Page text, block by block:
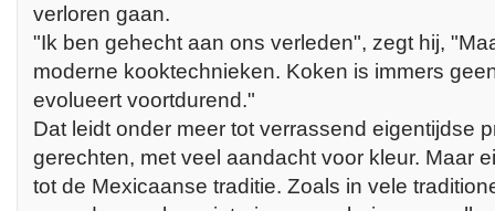
verloren gaan.
"Ik ben gehecht aan ons verleden", zegt hij,
moderne kooktechnieken. Koken is immers
evolueert voortdurend."
Dat leidt onder meer tot verrassend eigentijdse
gerechten, met veel aandacht voor kleur. Maar
tot de Mexicaanse traditie. Zoals in vele